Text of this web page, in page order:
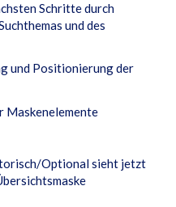
Schritte durch
und des
und Positionierung der
Maskenelemente
Optional sieht jetzt